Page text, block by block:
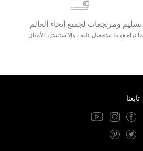
تسليم ومرتجعات لجميع أنحاء العالم
ما تراه هو ما ستحصل عليه ، وإلا ستسترد الأموال
تابعنا